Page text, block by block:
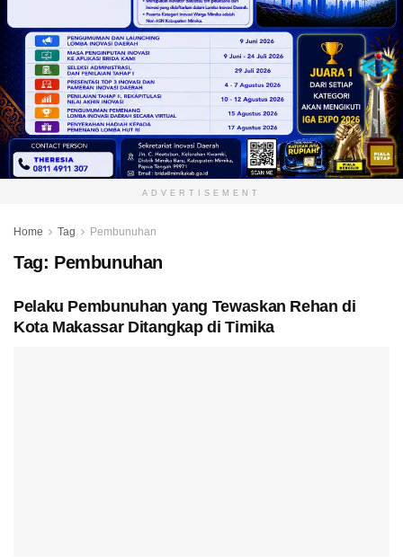
ADVERTISEMENT
Home Tag Pembunuhan
Tag: Pembunuhan
Pelaku Pembunuhan yang Tewaskan Rehan di
Kota Makassar Ditangkap di Timika